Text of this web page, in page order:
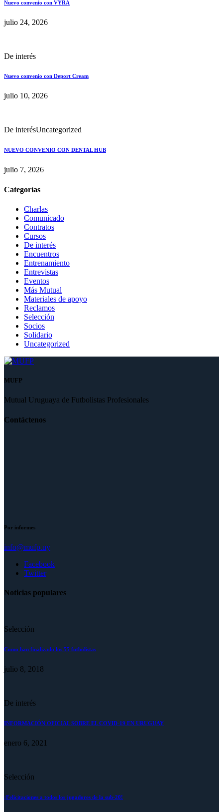
Nuevo convenio con VYRA
julio 24, 2026
De interés
Nuevo convenio con Deport Cream
julio 10, 2026
De interésUncategorized
NUEVO CONVENIO CON DENTAL HUB
julio 7, 2026
Categorías
Charlas
Comunicado
Contratos
Cursos
De interés
Encuentros
Entrenamiento
Entrevistas
Eventos
Más Mutual
Materiales de apoyo
Reclamos
Selección
Socios
Solidario
Uncategorized
MUFP
Mutual Uruguaya de Futbolistas Profesionales
Contáctenos
Por informes
info@mufp.uy
Facebook
Twitter
Noticias populares
Selección
Como han finalizado los 55 futbolistas
julio 8, 2018
De interés
INFORMACIÓN OFICIAL SOBRE EL COVID-19 EN URUGUAY
enero 6, 2021
Selección
¡Felicitaciones a todos los jugadores de la sub-20!